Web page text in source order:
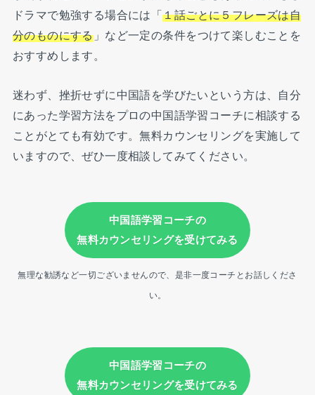
ドラマで勉強する場合には「１話ごとに５フレーズは自
分のものにする」など一定の条件をつけて楽しむことを
おすすめします。
迷わず、挫折せずに中国語を学びたいという方は、自分
にあった学習方法をプロの中国語学習コーチに相談する
ことがとても有効です。無料カウンセリングを実施して
いますので、ぜひ一度相談してみてください。
中国語学習コーチの
無料カウンセリングを受けてみる
無理な勧誘など一切ございませんので、是非一度コーチとお話しくださ
い。
中国語学習コーチの
無料カウンセリングを受けてみる